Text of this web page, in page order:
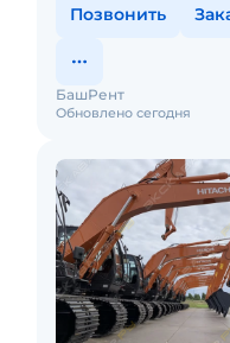
Позвонить
Обновлено сегодня
БашРент